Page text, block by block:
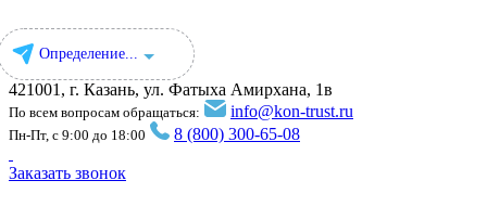
Определение...
421001, г. Казань, ул. ​Фатыха Амирхана, 1в
По всем вопросам обращаться: info@kon-trust.ru
Пн-Пт, с 9:00 до 18:00 8 (800) 300-65-08
Заказать звонок